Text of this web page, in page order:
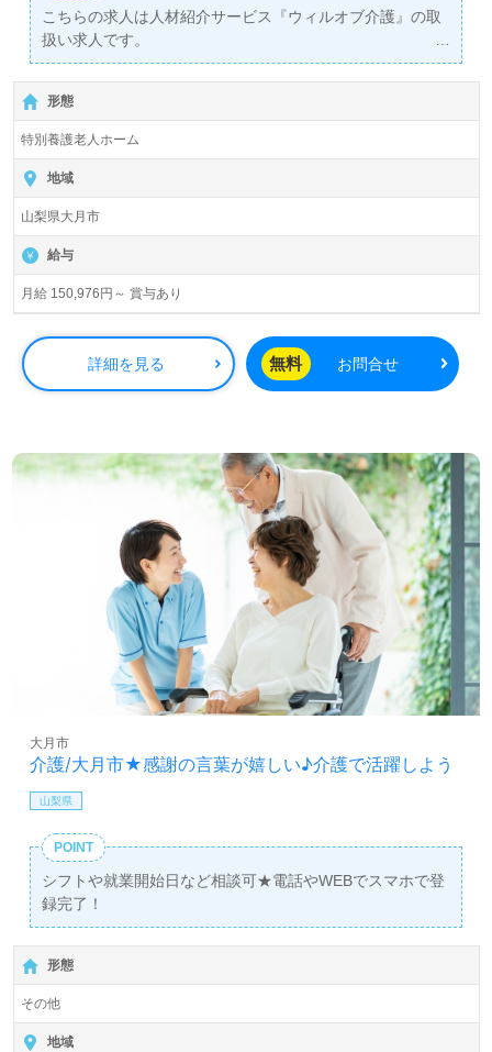
こちらの求人は人材紹介サービス『ウィルオブ介護』の取
扱い求人です。
詳細に関してお気軽にご相談ください♪
【無料】で皆さんの転職活動をサポートいたします。
形態
特別養護老人ホーム
地域
山梨県大月市
給与
月給 150,976円～ 賞与あり
詳細を見る 無料 お問合せ
介護/大月市★感謝の言葉が嬉しい♪介護で活躍しよう
大月市
山梨県
POINT
シフトや就業開始日など相談可★電話やWEBでスマホで登
録完了！
形態
その他
地域